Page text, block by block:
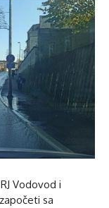
Vodovod i
sa